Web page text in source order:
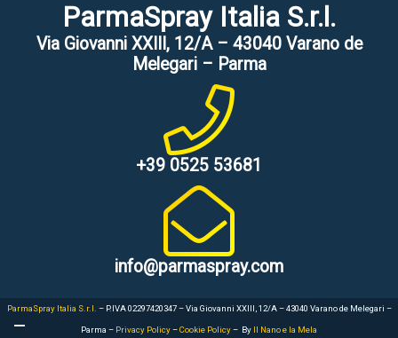
ParmaSpray Italia S.r.l.
Via Giovanni XXIII, 12/A – 43040 Varano de
Melegari – Parma
+39 0525 53681
info@parmaspray.com
ParmaSpray Italia S.r.l. – P.IVA 02297420347 – Via Giovanni XXIII, 12/A – 43040 Varano de Melegari –
Parma – Privacy Policy–Cookie Policy– By Il Nano e la Mela